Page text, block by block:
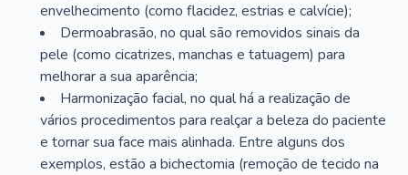
envelhecimento (como flacidez, estrias e calvície);
Dermoabrasão, no qual são removidos sinais da
pele (como cicatrizes, manchas e tatuagem) para
melhorar a sua aparência;
Harmonização facial, no qual há a realização de
vários procedimentos para realçar a beleza do paciente
e tornar sua face mais alinhada. Entre alguns dos
exemplos, estão a bichectomia (remoção de tecido na